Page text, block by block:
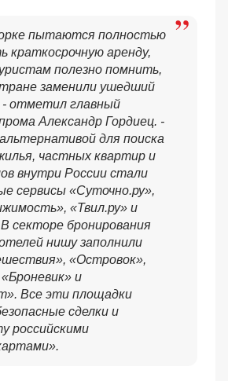
пытаются полностью
краткосрочную аренду,
полезно помнить,
заменили ушедший
- отметил главный
Александр Гордиец. -
для поиска
частных квартир и
внутри России стали
сервисы «Суточно.ру»,
«Твил.ру» и
секторе бронирования
нишу заполнили
«Островок»,
и
Все эти площадки
сделки и
российскими